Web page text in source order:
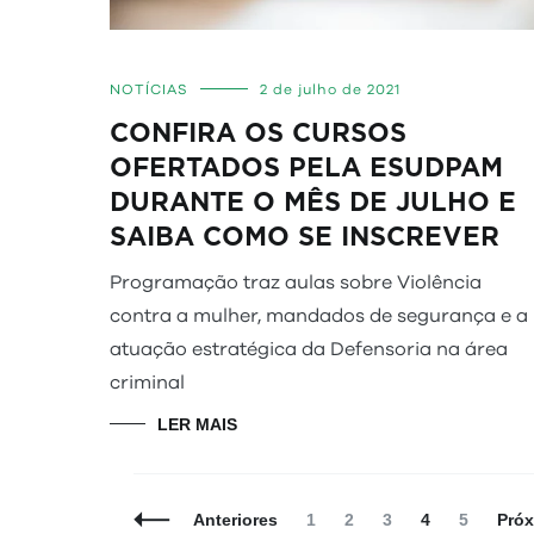
NOTÍCIAS 2 de julho de 2021
CONFIRA OS CURSOS
OFERTADOS PELA ESUDPAM
DURANTE O MÊS DE JULHO E
SAIBA COMO SE INSCREVER
Programação traz aulas sobre Violência
contra a mulher, mandados de segurança e a
atuação estratégica da Defensoria na área
criminal
LER MAIS
NavegaçãoAnteriores Página
1 Página
2 Página
3 Página
4 Página
5